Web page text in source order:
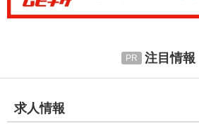
注目情報
求人情報